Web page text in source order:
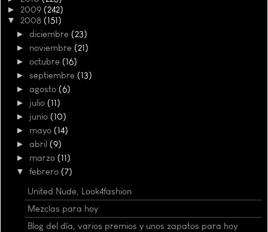
► 2009 (242)
▼ 2008 (151)
► diciembre (23)
► noviembre (21)
► octubre (16)
► septiembre (13)
► agosto (6)
► julio (11)
► junio (10)
► mayo (14)
► abril (9)
► marzo (11)
▼ febrero (7)
United Nude, Look4fashion
Mezclas para hoy
Blog del día, varios premios y unos zapatos para hoy